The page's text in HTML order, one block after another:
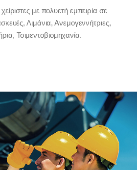
με πολυετή εμπειρία σε
Λιμάνια, Ανεμογεννήτριες,
Τσιμεντοβιομηχανία.